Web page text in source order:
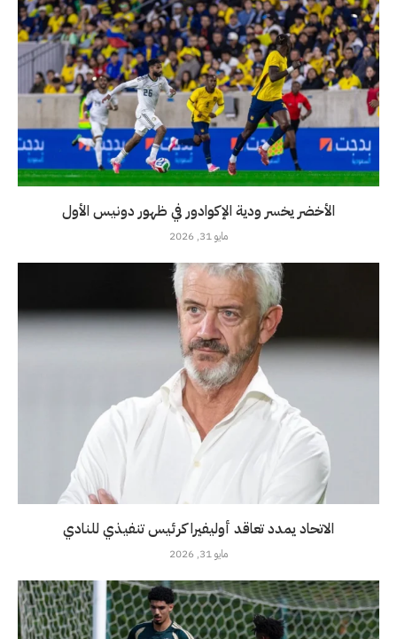
الأخضر يخسر ودية الإكوادور في ظهور دونيس الأول
مايو 31, 2026
الاتحاد يمدد تعاقد أوليفيرا كرئيس تنفيذي للنادي
مايو 31, 2026